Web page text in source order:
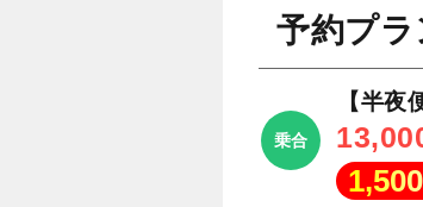
予約プラ
乗合
【半
1,500